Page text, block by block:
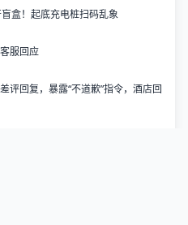
盒！起底充电桩扫码乱象
服回应
评回复，暴露“不道歉”指令，酒店回